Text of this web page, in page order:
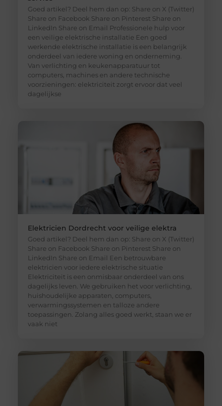
Goed artikel? Deel hem dan op: Share on X (Twitter)
Share on Facebook Share on Pinterest Share on
LinkedIn Share on Email Professionele hulp voor
een veilige elektrische installatie Een goed
werkende elektrische installatie is een belangrijk
onderdeel van iedere woning en onderneming.
Van verlichting en keukenapparatuur tot
computers, machines en andere technische
voorzieningen: elektriciteit zorgt ervoor dat veel
dagelijkse
Elektricien Dordrecht voor veilige elektra
Goed artikel? Deel hem dan op: Share on X (Twitter)
Share on Facebook Share on Pinterest Share on
LinkedIn Share on Email Een betrouwbare
elektricien voor iedere elektrische situatie
Elektriciteit is een onmisbaar onderdeel van ons
dagelijks leven. We gebruiken het voor verlichting,
huishoudelijke apparaten, computers,
verwarmingssystemen en talloze andere
toepassingen. Zolang alles goed werkt, staan we er
vaak niet